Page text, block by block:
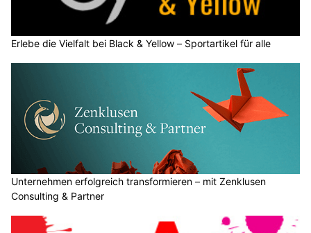
Erlebe die Vielfalt bei Black & Yellow – Sportartikel für alle
Unternehmen erfolgreich transformieren – mit Zenklusen
Consulting & Partner